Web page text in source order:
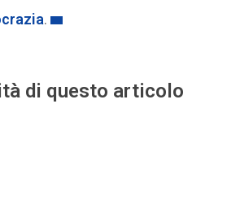
.
di questo articolo